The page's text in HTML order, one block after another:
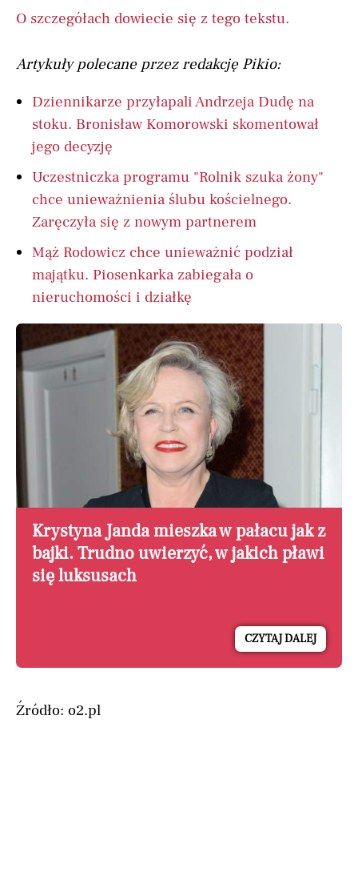
O szczegółach dowiecie się z tego tekstu.
Artykuły polecane przez redakcję Pikio:
Dziennikarze przyłapali Andrzeja Dudę na
stoku. Bronisław Komorowski skomentował
jego decyzję
Uczestniczka programu "Rolnik szuka żony"
chce unieważnienia ślubu kościelnego.
Zaręczyła się z nowym partnerem
Mąż Rodowicz chce unieważnić podział
majątku. Piosenkarka zabiegała o
nieruchomości i działkę
Krystyna Janda mieszka w pałacu jak z
bajki. Trudno uwierzyć, w jakich pławi
się luksusach
CZYTAJ DALEJ
Źródło: o2.pl